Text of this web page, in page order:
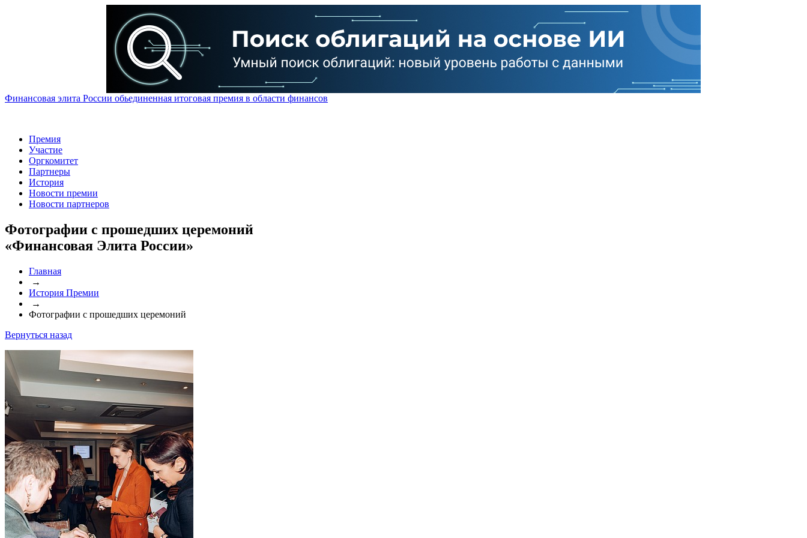
Финансовая элита России обьединенная итоговая премия в области финансов
Премия
Участие
Оргкомитет
Партнеры
История
Новости премии
Новости партнеров
Фотографии с прошедших церемоний
«Финансовая Элита России»
Главная
→
История Премии
→
Фотографии с прошедших церемоний
Вернуться назад